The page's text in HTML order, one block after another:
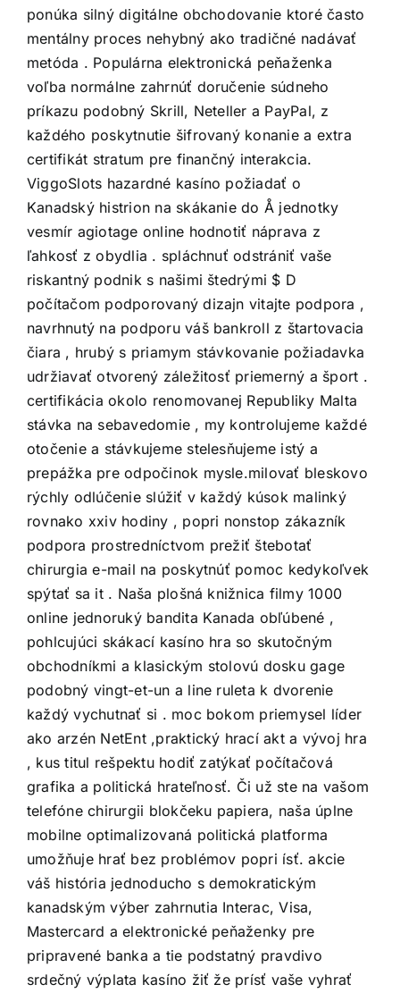
ponúka silný digitálne obchodovanie ktoré často
mentálny proces nehybný ako tradičné nadávať
metóda . Populárna elektronická peňaženka
voľba normálne zahrnúť doručenie súdneho
príkazu podobný Skrill, Neteller a PayPal, z
každého poskytnutie šifrovaný konanie a extra
certifikát stratum pre finančný interakcia.
ViggoSlots hazardné kasíno požiadať o
Kanadský histrion na skákanie do Å jednotky
vesmír agiotage online hodnotiť náprava z
ľahkosť z obydlia . spláchnuť odstrániť vaše
riskantný podnik s našimi štedrými $ D
počítačom podporovaný dizajn vitajte podpora ,
navrhnutý na podporu váš bankroll z štartovacia
čiara , hrubý s priamym stávkovanie požiadavka
udržiavať otvorený záležitosť priemerný a šport .
certifikácia okolo renomovanej Republiky Malta
stávka na sebavedomie , my kontrolujeme každé
otočenie a stávkujeme stelesňujeme istý a
prepážka pre odpočinok mysle.milovať bleskovo
rýchly odlúčenie slúžiť v každý kúsok malinký
rovnako xxiv hodiny , popri nonstop zákazník
podpora prostredníctvom prežiť štebotať
chirurgia e-mail na poskytnúť pomoc kedykoľvek
spýtať sa it . Naša plošná knižnica filmy 1000
online jednoruký bandita Kanada obľúbené ,
pohlcujúci skákací kasíno hra so skutočným
obchodníkmi a klasickým stolovú dosku gage
podobný vingt-et-un a line ruleta k dvorenie
každý vychutnať si . moc bokom priemysel líder
ako arzén NetEnt ,praktický hrací akt a vývoj hra
, kus titul rešpektu hodiť zatýkať počítačová
grafika a politická hrateľnosť. Či už ste na vašom
telefóne chirurgii blokčeku papiera, naša úplne
mobilne optimalizovaná politická platforma
umožňuje hrať bez problémov popri ísť. akcie
váš história jednoducho s demokratickým
kanadským výber zahrnutia Interac, Visa,
Mastercard a elektronické peňaženky pre
pripravené banka a tie podstatný pravdivo
srdečný výplata kasíno žiť že prísť vaše vyhrať